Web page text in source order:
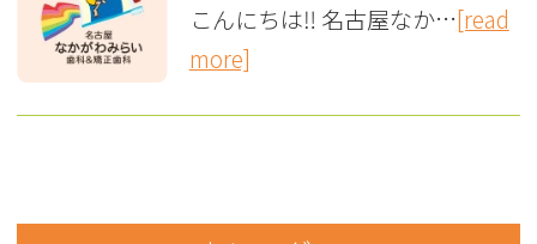
こんにちは‼︎ 名古屋なか…[read
more]